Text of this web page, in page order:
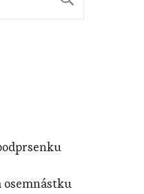
osemnástku